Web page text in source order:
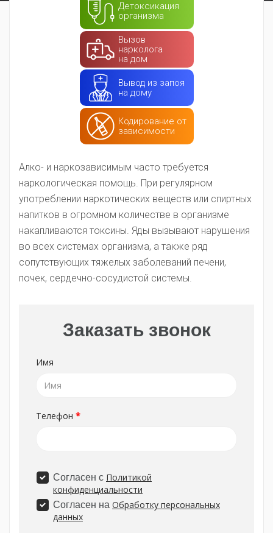
Детоксикация
организма
Вызов
нарколога
на дом
Вывод из запоя
на дому
Кодирование от
зависимости
Алко- и наркозависимым часто требуется
наркологическая помощь. При регулярном
употреблении наркотических веществ или спиртных
напитков в огромном количестве в организме
накапливаются токсины. Яды вызывают нарушения
во всех системах организма, а также ряд
сопутствующих тяжелых заболеваний печени,
почек, сердечно-сосудистой системы.